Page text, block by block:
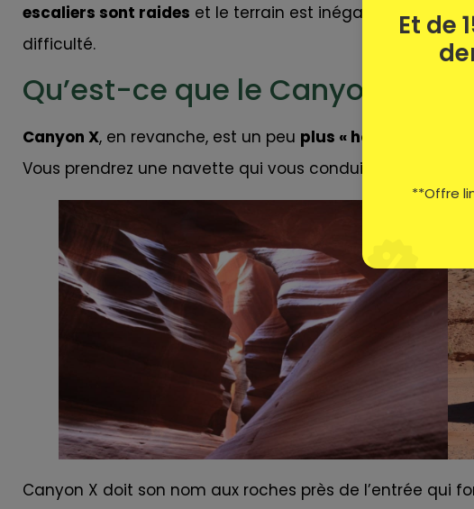
escaliers sont raides et le terrain est inégal par endroits,
difficulté.
Qu’est-ce que le Canyon X ?
Canyon X, en revanche, est un peu plus « hors des
Vous prendrez une navette qui vous conduira au dessus
Canyon X doit son nom aux roches près de l’entrée qui
Et de
**Offre